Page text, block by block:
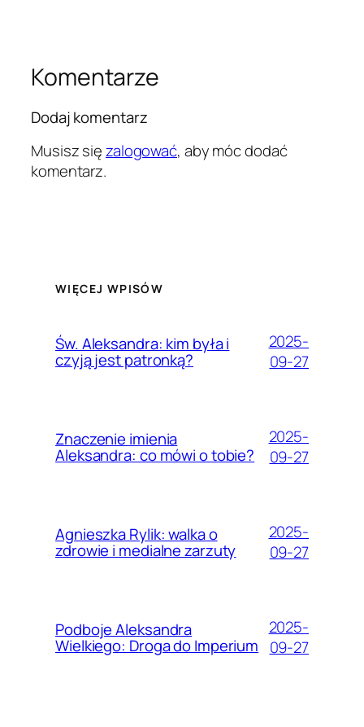
Komentarze
Dodaj komentarz
Musisz sięzalogować, aby móc dodać
komentarz.
WIĘCEJ WPISÓW
Św. Aleksandra: kim była i
czyją jest patronką?
2025-
09-27
Znaczenie imienia
Aleksandra: co mówi o tobie?
2025-
09-27
Agnieszka Rylik: walka o
zdrowie i medialne zarzuty
2025-
09-27
Podboje Aleksandra
Wielkiego: Droga do Imperium
2025-
09-27